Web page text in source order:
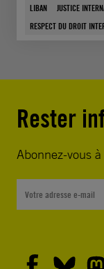
LIBAN
JUSTICE
RESPECT DU DROIT
Rester
Abonnez-vous